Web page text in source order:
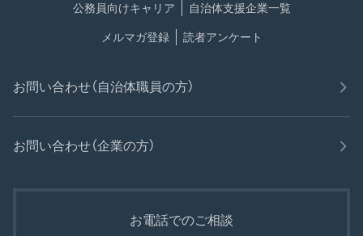
公務員向けキャリア 自治体支援企業一覧
メルマガ登録 読者アンケート
お問い合わせ（自治体職員の方）
お問い合わせ（企業の方）
お電話でのご相談